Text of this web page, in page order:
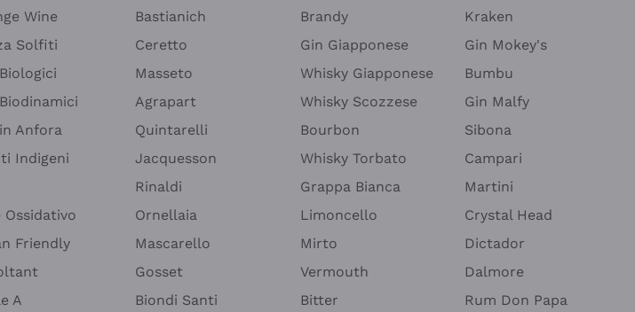
Wine
Solfiti
Anfora
Indigeni
Ossidativo
Friendly
A
Bastianich
Ceretto
Masseto
Agrapart
Quintarelli
Jacquesson
Rinaldi
Ornellaia
Mascarello
Gosset
Biondi Santi
Brandy
Gin Giapponese
Whisky Giapponese
Whisky Scozzese
Bourbon
Whisky Torbato
Grappa Bianca
Limoncello
Mirto
Vermouth
Bitter
Kraken
Gin Mokey's
Bumbu
Gin Malfy
Sibona
Campari
Martini
Crystal Head
Dictador
Dalmore
Rum Don Papa